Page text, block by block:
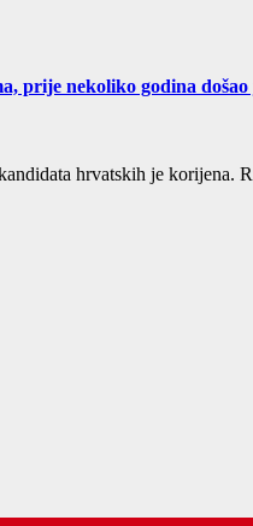
prije nekoliko godina došao
hrvatskih je